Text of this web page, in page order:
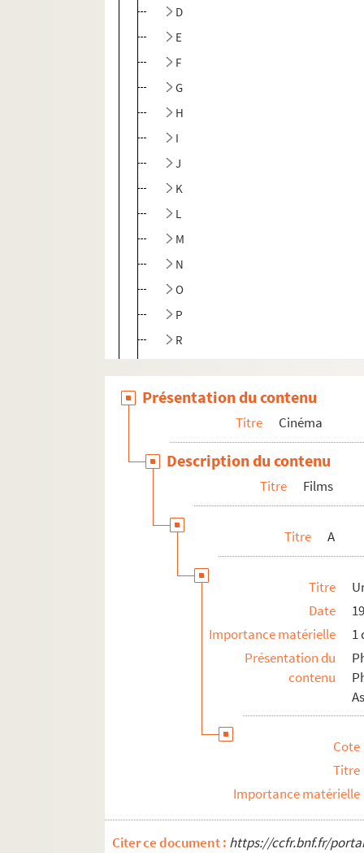
D
E
F
G
H
I
J
K
L
M
N
O
P
R
V
Y
Présentation du contenu
Titre Cinéma
Description du contenu
Titre Films
Titre A
Titre
Date
Importance matérielle
1
Présentation du
contenu
Cote
Titre
Importance matérielle
Citer ce document : https://ccfr.bnf.fr/